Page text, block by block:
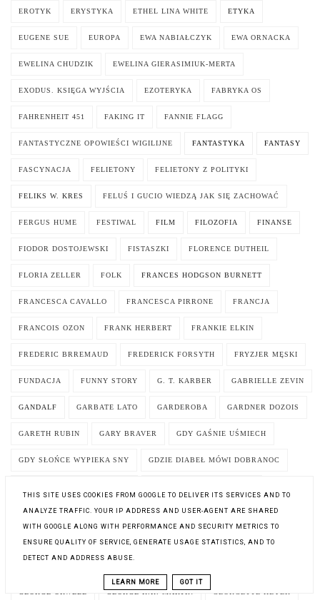
EROTYK ERYSTYKA ETHEL LINA WHITE ETYKA
EUGENE SUE EUROPA EWA NABIAŁCZYK EWA ORNACKA
EWELINA CHUDZIK EWELINA GIERASIMIUK-MERTA
EXODUS. KSIĘGA WYJŚCIA EZOTERYKA FABRYKA OS
FAHRENHEIT 451 FAKING IT FANNIE FLAGG
FANTASTYCZNE OPOWIEŚCI WIGILIJNE FANTASTYKA FANTASY
FASCYNACJA FELIETONY FELIETONY Z POLITYKI
FELIKS W. KRES FELUŚ I GUCIO WIEDZĄ JAK SIĘ ZACHOWAĆ
FERGUS HUME FESTIWAL FILM FILOZOFIA FINANSE
FIODOR DOSTOJEWSKI FISTASZKI FLORENCE DUTHEIL
FLORIA ZELLER FOLK FRANCES HODGSON BURNETT
FRANCESCA CAVALLO FRANCESCA PIRRONE FRANCJA
FRANCOIS OZON FRANK HERBERT FRANKIE ELKIN
FREDERIC BRREMAUD FREDERICK FORSYTH FRYZJER MĘSKI
FUNDACJA FUNNY STORY G. T. KARBER GABRIELLE ZEVIN
GANDALF GARBATE LATO GARDEROBA GARDNER DOZOIS
GARETH RUBIN GARY BRAVER GDY GAŚNIE UŚMIECH
GDY SŁOŃCE WYPIEKA SNY GDZIE DIABEŁ MÓWI DOBRANOC
GDZIE JEST SKRZYNIA Z KARABINAMI? GEJE
GENERAŁ I PANNA GEOGRAFIA GEOPOLITYKA
GEORGE R.R. MARTIN
THIS SITE USES COOKIES FROM GOOGLE TO DELIVER ITS SERVICES AND TO
ANALYZE TRAFFIC. YOUR IP ADDRESS AND USER-AGENT ARE SHARED
WITH GOOGLE ALONG WITH PERFORMANCE AND SECURITY METRICS TO
ENSURE QUALITY OF SERVICE, GENERATE USAGE STATISTICS, AND TO
DETECT AND ADDRESS ABUSE.
LEARN MORE GOT IT